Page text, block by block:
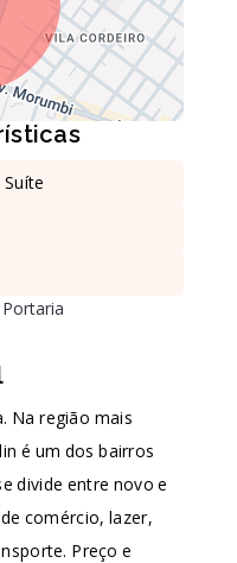
Suíte
Portaria
Na região mais
é um dos bairros
divide entre novo e
comércio, lazer,
Preço e